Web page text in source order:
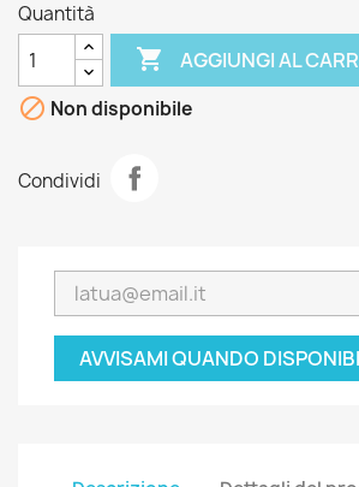
Quantità
 AGGIUNGI AL
 Non disponibile
Condividi
AVVISAMI QUANDO